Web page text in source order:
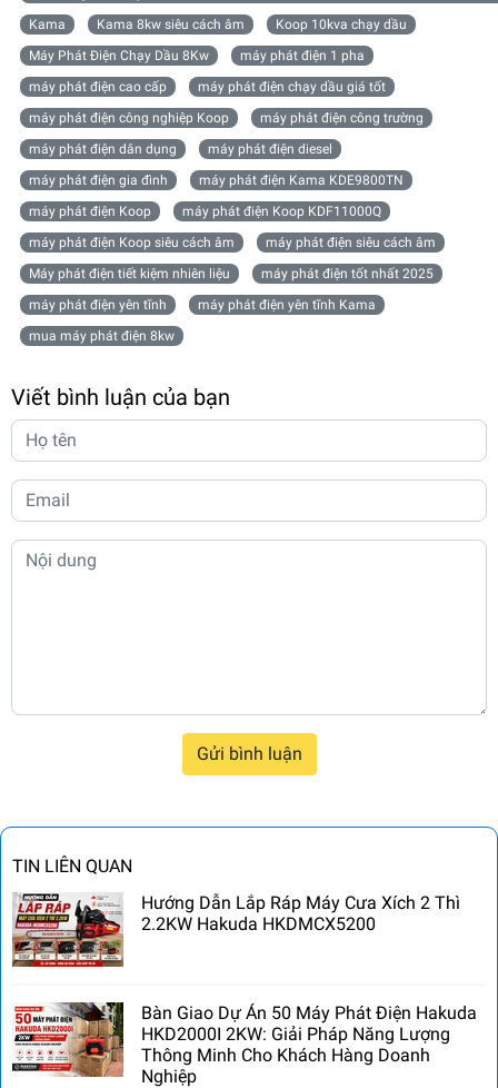
TIN LIÊN QUAN
Hướng Dẫn Lắp Ráp Máy Cưa Xích 2 Thì
2.2KW Hakuda HKDMCX5200
Bàn Giao Dự Án 50 Máy Phát Điện Hakuda
HKD2000I 2KW: Giải Pháp Năng Lượng
Thông Minh Cho Khách Hàng Doanh
Nghiệp
Kama
Kama 8kw siêu cách âm
Koop 10kva chạy dầu
Máy Phát Điện Chạy Dầu 8Kw
máy phát điện 1 pha
máy phát điện cao cấp
máy phát điện chạy dầu giá tốt
máy phát điện công nghiệp Koop
máy phát điện công trường
máy phát điện dân dụng
máy phát điện diesel
máy phát điện gia đình
máy phát điện Kama KDE9800TN
máy phát điện Koop
máy phát điện Koop KDF11000Q
máy phát điện Koop siêu cách âm
máy phát điện siêu cách âm
Máy phát điện tiết kiệm nhiên liệu
máy phát điện tốt nhất 2025
máy phát điện yên tĩnh
máy phát điện yên tĩnh Kama
mua máy phát điện 8kw
Viết bình luận của bạn
Gửi bình luận